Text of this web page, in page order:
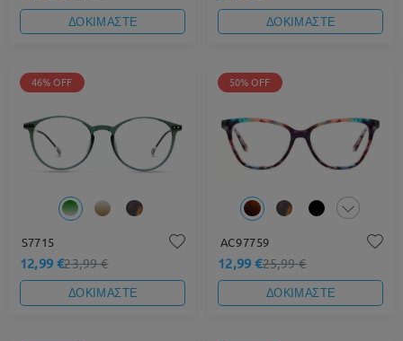
ΔΟΚΙΜΑΣΤΕ ΔΟΚΙΜΑΣΤΕ
46% OFF
S7715
12,99 €23,99 €
ΔΟΚΙΜΑΣΤΕ
50% OFF
AC97759
12,99 €25,99 €
ΔΟΚΙΜΑΣΤΕ